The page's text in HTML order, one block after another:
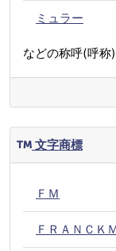
ミュラー
などの称呼(呼称
文字商標
ＦＭ
ＦＲＡＮＣＫ